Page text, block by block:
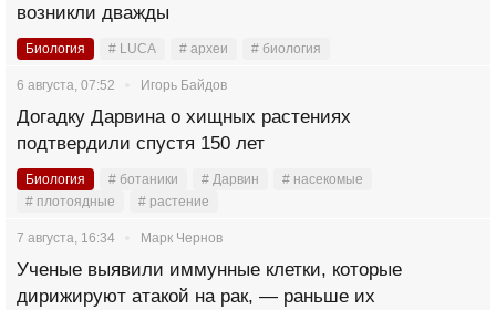
возникли дважды
Биология # LUCA # археи # биология
6 августа, 07:52 Игорь Байдов
Догадку Дарвина о хищных растениях
подтвердили спустя 150 лет
Биология # ботаники # Дарвин
# насекомые
# плотоядные
# растение
7 августа, 16:34 Марк Чернов
Ученые выявили иммунные клетки, которые
дирижируют атакой на рак, — раньше их